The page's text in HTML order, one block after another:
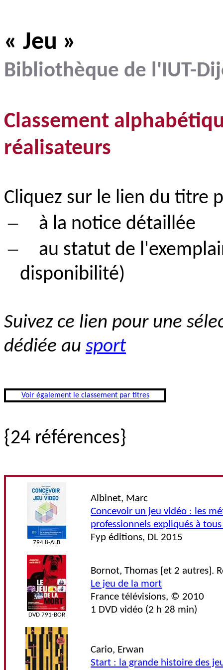
« Jeu »
Bibliothèque de l'IUT-
Classement
réalisateurs
Cliquez sur le lien du titre
– à la notice détaillée
–
au statut de
disponibilité)
Suivez ce lien pour une
dédiée au sport
Voir également le classement par titres
{24 références}
794.8-ALB
Albinet, Marc
Concevoir un jeu vidéo : les
professionnels expliqués à
Fyp éditions, DL 2015
DVD 791-BOR
Bornot, Thomas [et 2 autres].
Le jeu de la mort
France télévisions, © 2010
1 DVD vidéo (2 h 28 min)
Cario, Erwan
Start : la grande histoire des